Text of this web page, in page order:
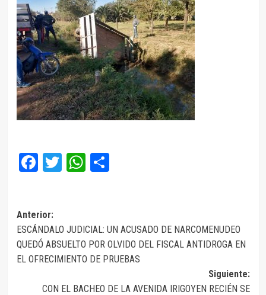
Facebook
Twitter
WhatsApp
Compartir
Navegación
de
entradas
Anterior:
ESCÁNDALO JUDICIAL: UN ACUSADO DE NARCOMENUDEO
QUEDÓ ABSUELTO POR OLVIDO DEL FISCAL ANTIDROGA EN
EL OFRECIMIENTO DE PRUEBAS
Siguiente:
CON EL BACHEO DE LA AVENIDA IRIGOYEN RECIÉN SE